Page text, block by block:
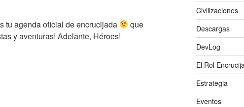
tu agenda oficial de encrucijada
que
y aventuras! Adelante, Héroes!
Civilizaciones
Descargas
DevLog
El Rol
Estrategia
Eventos